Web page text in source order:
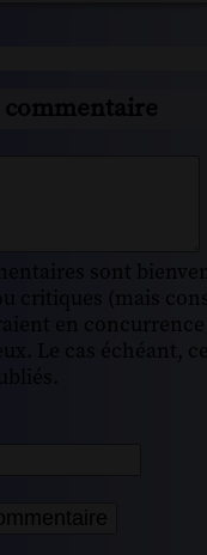
sont
critiques (mais
en
Le cas échéant,